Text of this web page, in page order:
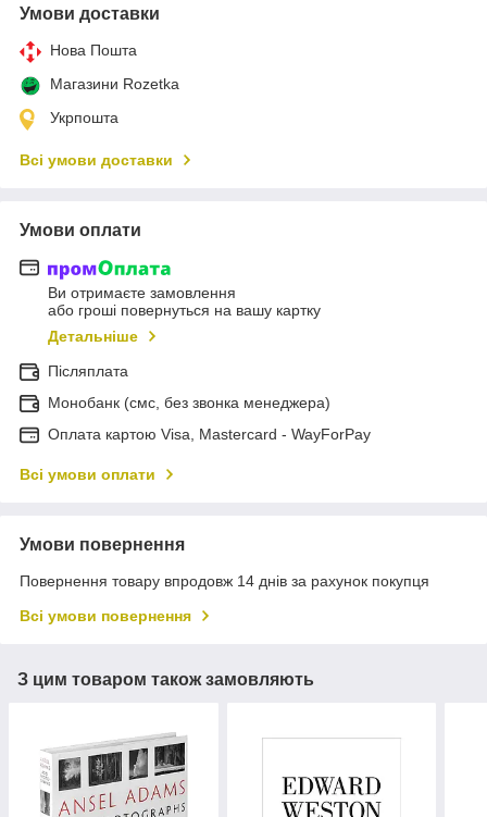
Умови доставки
Нова Пошта
Магазини Rozetka
Укрпошта
Всі умови доставки
Умови оплати
Ви отримаєте замовлення
або гроші повернуться на вашу картку
Детальніше
Післяплата
Монобанк (смс, без звонка менеджера)
Оплата картою Visa, Mastercard - WayForPay
Всі умови оплати
Умови повернення
Повернення товару впродовж 14 днів за рахунок покупця
Всі умови повернення
З цим товаром також замовляють